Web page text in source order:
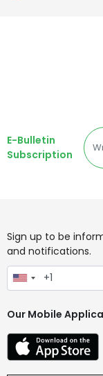
E-Bulletin
Subscription
Sign up to be
and notifications.
Our Mobile